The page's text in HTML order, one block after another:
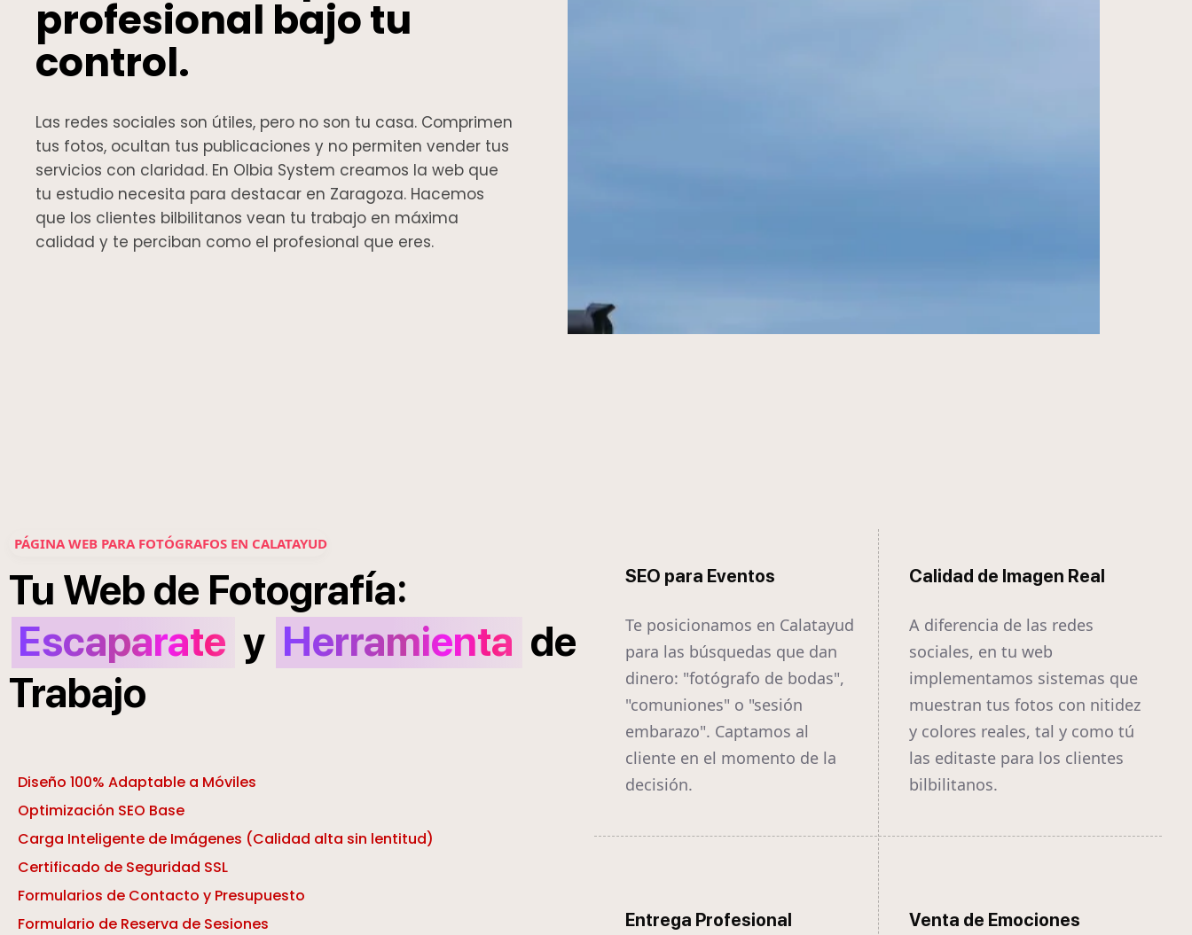
profesional bajo tu
control.
Las redes sociales son útiles, pero no son tu casa. Comprimen
tus fotos, ocultan tus publicaciones y no permiten vender tus
servicios con claridad. En Olbia System creamos la web que
tu estudio necesita para destacar en Zaragoza. Hacemos
que los clientes bilbilitanos vean tu trabajo en máxima
calidad y te perciban como el profesional que eres.
PÁGINA WEB PARA FOTÓGRAFOS EN CALATAYUD
Tu Web de Fotografía:
Escaparate y Herramienta de
Trabajo
Diseño 100% Adaptable a Móviles
Optimización SEO Base
Carga Inteligente de Imágenes (Calidad alta sin lentitud)
Certificado de Seguridad SSL
Formularios de Contacto y Presupuesto
Formulario de Reserva de Sesiones
SEO para Eventos
Te posicionamos en Calatayud
para las búsquedas que dan
dinero: "fotógrafo de bodas",
"comuniones" o "sesión
embarazo". Captamos al
cliente en el momento de la
decisión.
Calidad de Imagen Real
A diferencia de las redes
sociales, en tu web
implementamos sistemas que
muestran tus fotos con nitidez
y colores reales, tal y como tú
las editaste para los clientes
bilbilitanos.
Entrega Profesional Venta de Emociones